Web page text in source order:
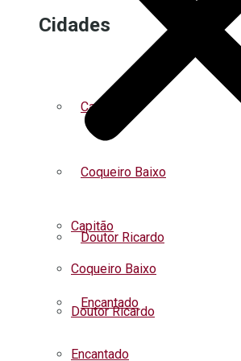
Cidades
Capitão
Coqueiro Baixo
Doutor Ricardo
Encantado
Capitão
Coqueiro Baixo
Doutor Ricardo
Encantado